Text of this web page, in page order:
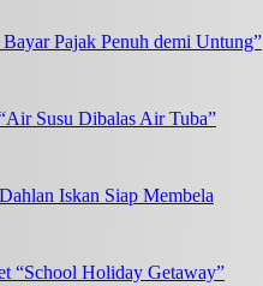
Pajak Penuh demi Untung”
Susu Dibalas Air Tuba”
Iskan Siap Membela
“School Holiday Getaway”